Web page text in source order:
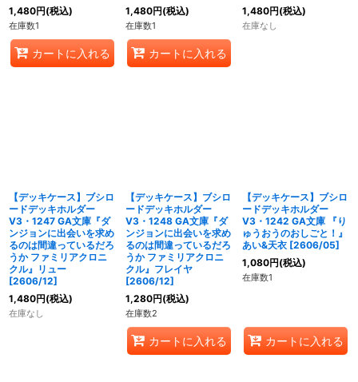
1,480円(税込)
在庫数1
カートに入れる
1,480円(税込)
在庫数1
カートに入れる
1,480円(税込)
在庫なし
【デッキケース】ブシロ
ードデッキホルダー
V3・1247 GA文庫『ダ
ンジョンに出会いを求め
るのは間違っているだろ
うか ファミリアクロニ
クル』リュー
[2606/12]
1,480円(税込)
在庫なし
【デッキケース】ブシロ
ードデッキホルダー
V3・1248 GA文庫『ダ
ンジョンに出会いを求め
るのは間違っているだろ
うか ファミリアクロニ
クル』フレイヤ
[2606/12]
1,280円(税込)
在庫数2
カートに入れる
【デッキケース】ブシロ
ードデッキホルダー
V3・1242 GA文庫 『り
ゅうおうのおしごと！』
あい&天衣 [2606/05]
1,080円(税込)
在庫数1
カートに入れる